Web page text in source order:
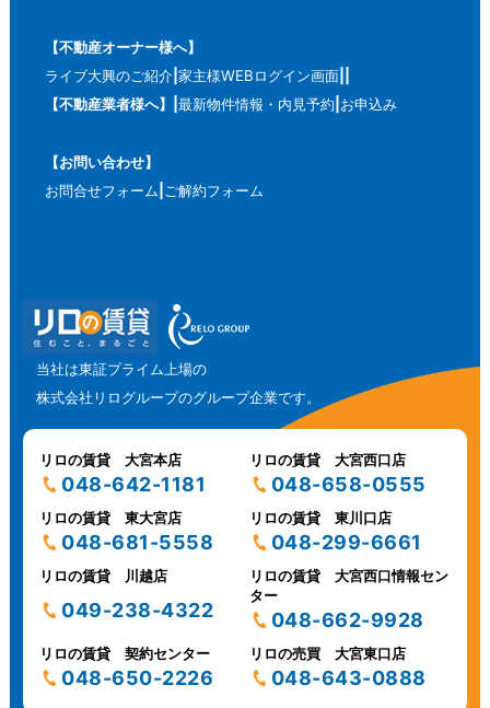
【不動産オーナー様へ】
ライブ大興のご紹介 家主様WEBログイン画面
【不動産業者様へ】
最新物件情報・内見予約 お申込み
【お問い合わせ】
お問合せフォーム ご解約フォーム
当社は東証プライム上場の
株式会社リログループのグループ企業です。
リロの賃貸 大宮本店
048-642-1181
リロの賃貸 大宮西口店
048-658-0555
リロの賃貸 東大宮店
048-681-5558
リロの賃貸 東川口店
048-299-6661
リロの賃貸 川越店
049-238-4322
リロの賃貸 大宮西口情報セン
ター
048-662-9928
リロの賃貸 契約センター
048-650-2226
リロの売買 大宮東口店
048-643-0888